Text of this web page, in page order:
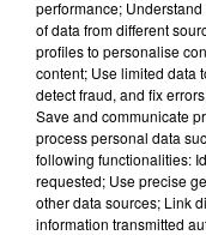
enquête pour
performance;
of data from different
profiles to personalise
content; Use limited data
detect fraud, and fix
Save and communicate
process personal data
following functionalities:
requested; Use precise
other data sources; Link
information transmitted